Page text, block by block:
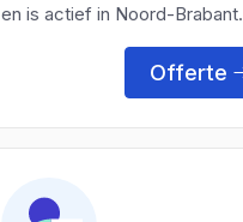
en is actief in Noord-Brabant.
Offerte